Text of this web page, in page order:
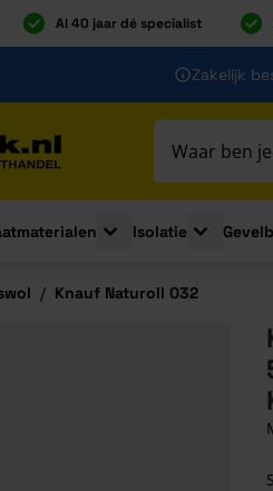
Al 40 jaar dé specialist
Zakelijk
for Bouwmaterialen
for HoutToggle submenu for
Isolatie
Toggle
/ Knauf Naturoll 032